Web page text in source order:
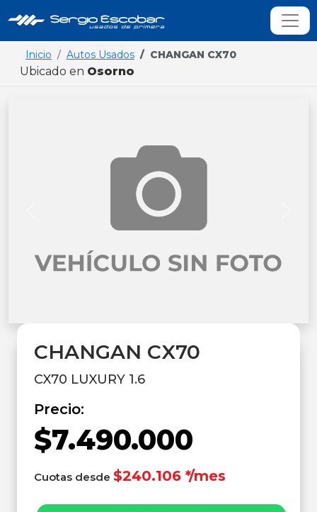
Inicio Autos Usados CHANGAN CX70
Ubicado en Osorno
CHANGAN CX70
CX70 LUXURY 1.6
Precio:
$7.490.000
Cuotas desde $240.106 */mes